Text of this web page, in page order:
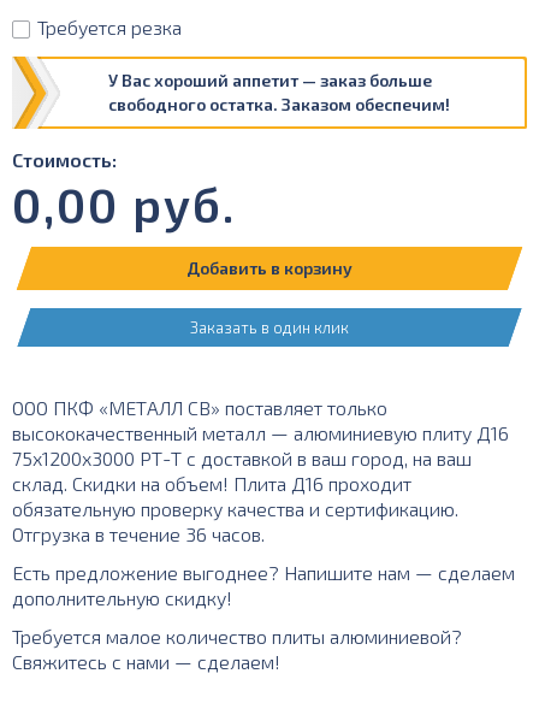
Требуется резка
У Вас хороший аппетит — заказ больше
свободного остатка. Заказом обеспечим!
Стоимость:
0,00 руб.
Добавить в корзину
Заказать в один клик
ООО ПКФ «МЕТАЛЛ СВ» поставляет только
высококачественный металл — алюминиевую плиту Д16
75х1200х3000 РТ-Т с доставкой в ваш город, на ваш
склад. Скидки на объем! Плита Д16 проходит
обязательную проверку качества и сертификацию.
Отгрузка в течение 36 часов.
Есть предложение выгоднее? Напишите нам — сделаем
дополнительную скидку!
Требуется малое количество плиты алюминиевой?
Свяжитесь с нами — сделаем!